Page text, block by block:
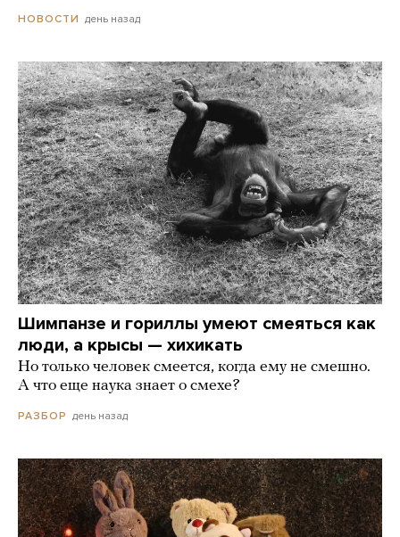
НОВОСТИ день назад
Шимпанзе и гориллы умеют смеяться как
люди, а крысы — хихикать
Но только человек смеется, когда ему не смешно.
А что еще наука знает о смехе?
РАЗБОР день назад